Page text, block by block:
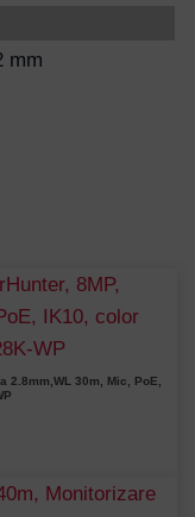
mm
2.8mm,WL 30m, Mic, PoE,